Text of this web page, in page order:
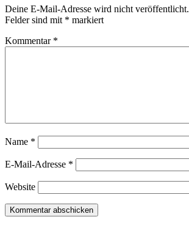
Deine E-Mail-Adresse wird nicht veröffentlicht.
Felder sind mit * markiert
Kommentar *
Name *
E-Mail-Adresse *
Website